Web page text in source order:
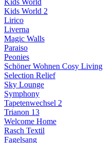
Kids World
Kids World 2
Lirico
Liverna
Magic Walls
Paraiso
Peonies
Schöner Wohnen Cosy Living
Selection Relief
Sky Lounge
Symphony
Tapetenwechsel 2
Trianon 13
Welcome Home
Rasch Textil
Fagelsang